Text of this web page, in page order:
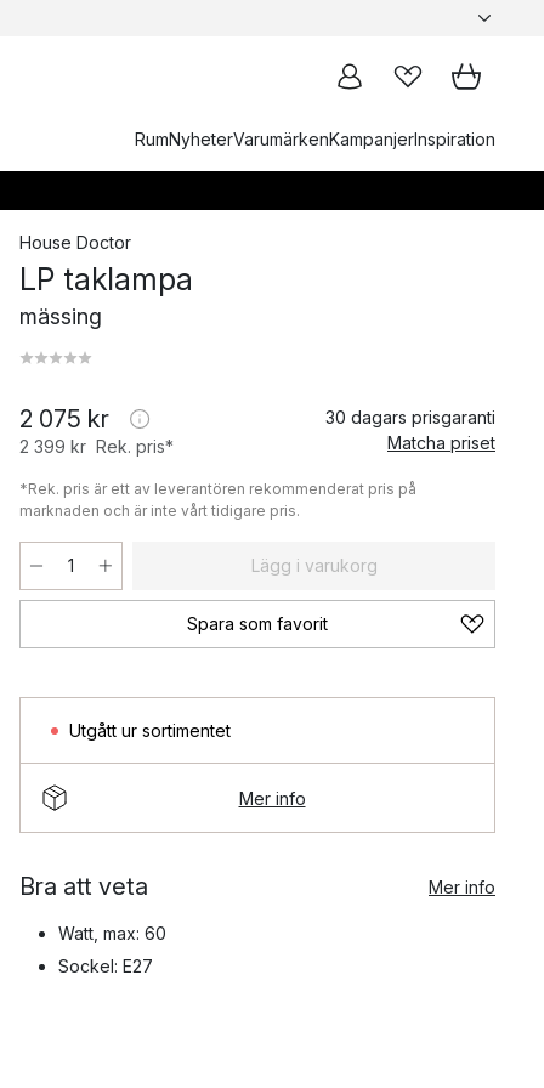
RumNyheterVarumärkenKampanjerInspiration
House Doctor
LP taklampa
mässing
2 075 kr
2 399 kr Rek. pris*
30 dagars prisgaranti
Matcha priset
*Rek. pris är ett av leverantören rekommenderat pris på
marknaden och är inte vårt tidigare pris.
Lägg i varukorg
Spara som favorit
Utgått ur sortimentet
Mer info
Bra att veta Mer info
Watt, max: 60
Sockel: E27